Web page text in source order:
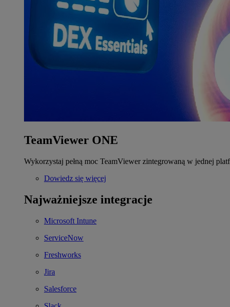
TeamViewer ONE
Wykorzystaj pełną moc TeamViewer zintegrowaną w jednej
Dowiedz się więcej
Najważniejsze integracje
Microsoft Intune
ServiceNow
Freshworks
Jira
Salesforce